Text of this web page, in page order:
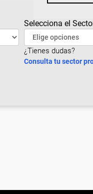
Selecciona el
¿Tienes dudas?
Consulta tu sector